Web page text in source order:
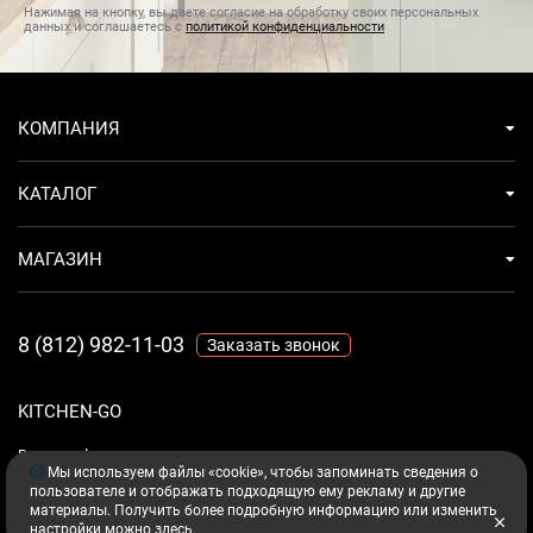
Максимальный уровень шума 53
Мотор BLDC EfficientDrive
Напряжение
Отключение интенсивного режима автоматическое
Переключатели
Производительность, м3/ч 632
Регулировка яркости освещения Dimm бесступенчатая
Нажимая на кнопку, вы даете согласие на обработку своих персональных
данных и соглашаетесь с политикой конфиденциальности
KITCHEN-GO
Ваш комфорт - дело техники.
КОМПАНИЯ
КАТАЛОГ
МАГАЗИН
8 (812) 982-11-03 Заказать звонок
Мы используем файлы «cookie», чтобы запоминать сведения о
пользователе и отображать подходящую ему рекламу и другие
материалы. Получить более подробную информацию или изменить
настройки можно здесь.